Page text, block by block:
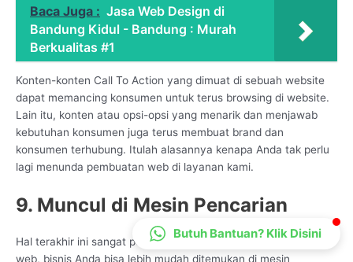
Baca Juga : Jasa Web Design di
Bandung Kidul - Bandung : Murah
Berkualitas #1
Konten-konten Call To Action yang dimuat di sebuah website
dapat memancing konsumen untuk terus browsing di website.
Lain itu, konten atau opsi-opsi yang menarik dan menjawab
kebutuhan konsumen juga terus membuat brand dan
konsumen terhubung. Itulah alasannya kenapa Anda tak perlu
lagi menunda pembuatan web di layanan kami.
9. Muncul di Mesin Pencarian
Hal terakhir ini sangat penting karena melalui keberadaan situs
web, bisnis Anda bisa lebih mudah ditemukan di mesin
Butuh Bantuan? Klik Disini